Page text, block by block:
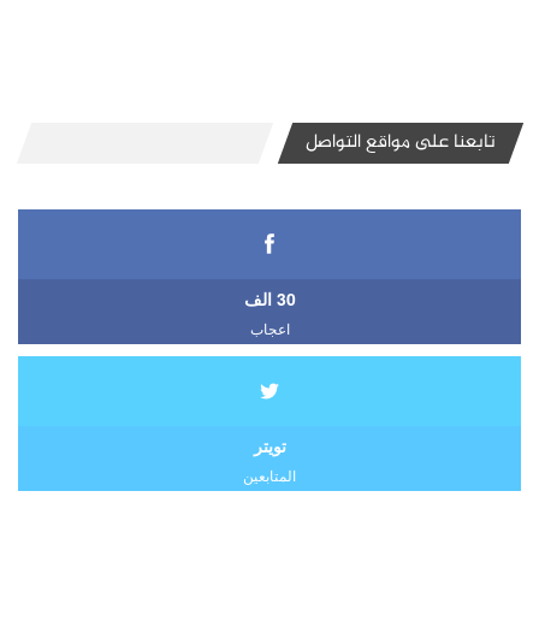
تابعنا على مواقع التواصل
30 الف
اعجاب
تويتر
المتابعين